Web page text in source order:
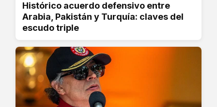
Histórico acuerdo defensivo entre
Arabia, Pakistán y Turquía: claves del
escudo triple